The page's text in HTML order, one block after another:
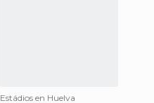
Estádios en Huelva